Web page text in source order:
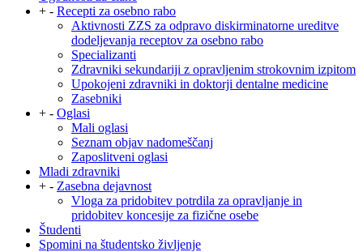
+ - Recepti za osebno rabo
Aktivnosti ZZS za odpravo diskirminatorne ureditve
dodeljevanja receptov za osebno rabo
Specializanti
Zdravniki sekundariji z opravljenim strokovnim izpitom
Upokojeni zdravniki in doktorji dentalne medicine
Zasebniki
+ - Oglasi
Mali oglasi
Seznam objav nadomeščanj
Zaposlitveni oglasi
Mladi zdravniki
+ - Zasebna dejavnost
Vloga za pridobitev potrdila za opravljanje in
pridobitev koncesije za fizične osebe
Študenti
Spomini na študentsko življenje